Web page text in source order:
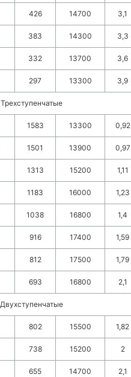
426 14700 3,1
383 14300 3,3
332 13700 3,6
297 13300 3,9
Трехступенчатые
1583 13300 0,92
1501 13900 0,97
1313 15200 1,11
1183 16000 1,23
1038 16800 1,4
916 17400 1,59
812 17500 1,79
693 16800 2,1
Двухступенчатые
802 15500 1,82
738 15200 2
655 14700 2,1